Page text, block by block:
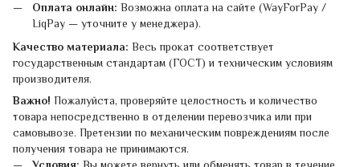
Оплата онлайн: Возможна оплата на сайте (WayForPay /
LiqPay — уточните у менеджера).
Качество материала: Весь прокат соответствует
государственным стандартам (ГОСТ) и техническим условиям
производителя.
Важно! Пожалуйста, проверяйте целостность и количество
товара непосредственно в отделении перевозчика или при
самовывозе. Претензии по механическим повреждениям после
получения товара не принимаются.
Условия: Вы можете вернуть или обменять товар в течение